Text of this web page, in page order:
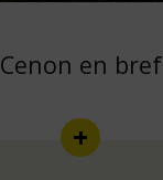
Cenon en bref